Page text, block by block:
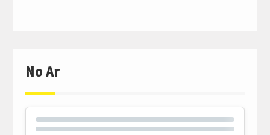
No Ar